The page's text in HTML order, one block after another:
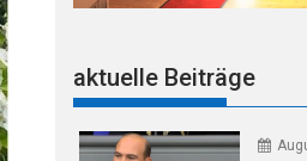
aktuelle Beiträge